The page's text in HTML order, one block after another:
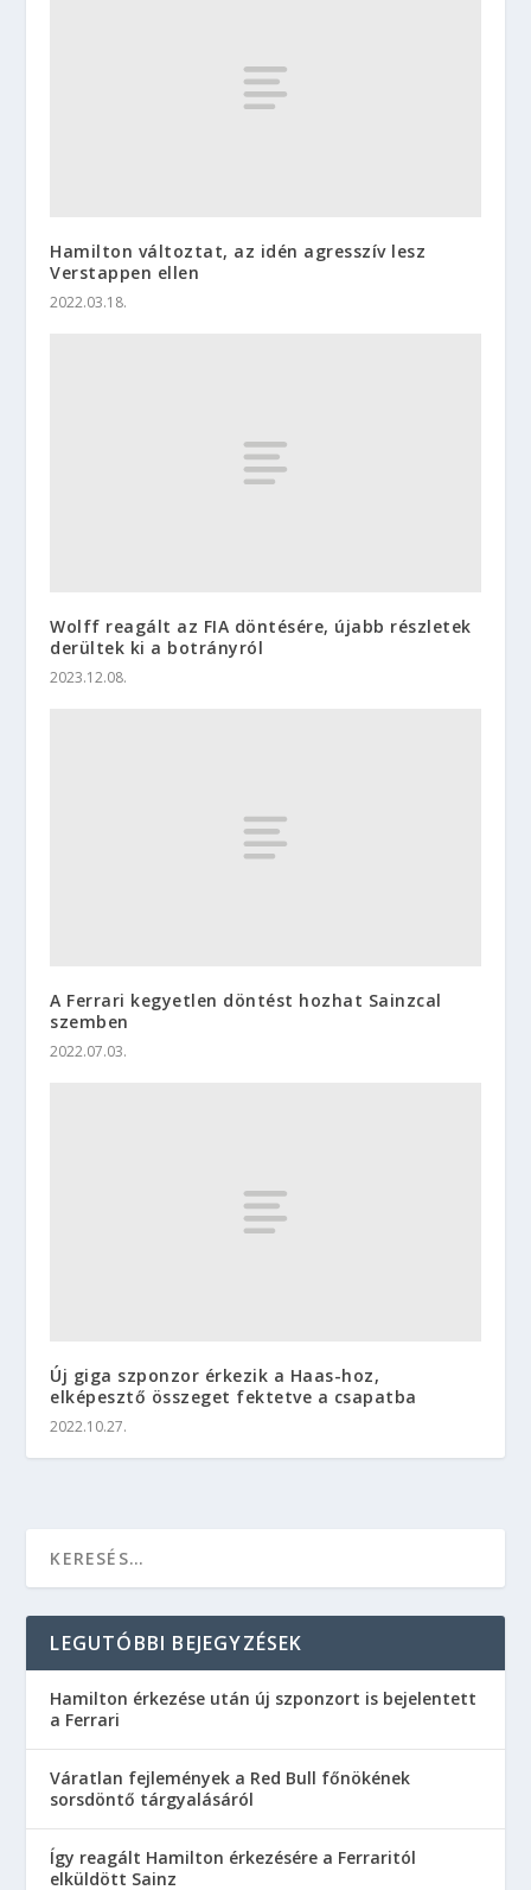
Hamilton változtat, az idén agresszív lesz
Verstappen ellen
2022.03.18.
Wolff reagált az FIA döntésére, újabb részletek
derültek ki a botrányról
2023.12.08.
A Ferrari kegyetlen döntést hozhat Sainzcal
szemben
2022.07.03.
Új giga szponzor érkezik a Haas-hoz,
elképesztő összeget fektetve a csapatba
2022.10.27.
LEGUTÓBBI BEJEGYZÉSEK
Hamilton érkezése után új szponzort is bejelentett
a Ferrari
Váratlan fejlemények a Red Bull főnökének
sorsdöntő tárgyalásáról
Így reagált Hamilton érkezésére a Ferraritól
elküldött Sainz